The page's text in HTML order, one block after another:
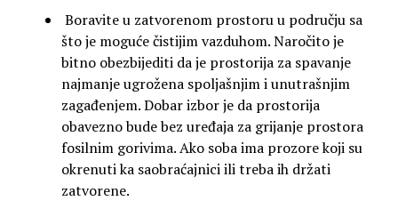
Boravite u zatvorenom prostoru u području sa
što je moguće čistijim vazduhom. Naročito je
bitno obezbijediti da je prostorija za spavanje
najmanje ugrožena spoljašnjim i unutrašnjim
zagađenjem. Dobar izbor je da prostorija
obavezno bude bez uređaja za grijanje prostora
fosilnim gorivima. Ako soba ima prozore koji su
okrenuti ka saobraćajnici ili treba ih držati
zatvorene.